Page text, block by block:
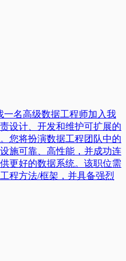
一名高级数据工程师加入我
设计、开发和维护可扩展的
您将扮演数据工程团队中的
施可靠、高性能，并成功连
更好的数据系统。该职位需
程方法/框架，并具备强烈